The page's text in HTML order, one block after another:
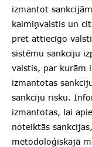
izmantot
kaimiņvalstis un
pret attiecīgo
sistēmu sankciju
valstis, par kurām
izmantotas
sankciju risku.
izmantotas, lai
noteiktās
metodoloģiskajā